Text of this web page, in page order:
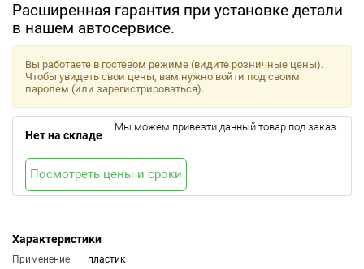
Расширенная гарантия при установке детали
в нашем автосервисе.
Характеристики
Применение:
пластик
Вы работаете в гостевом режиме (видите розничные цены).
Чтобы увидеть свои цены, вам нужно войти под своим
паролем (или зарегистрироваться).
Нет на складе
Мы можем привезти данный товар под заказ.
Посмотреть цены и сроки